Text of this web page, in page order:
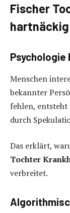
Fischer
Menschen
bekannter
fehlen, entsteht
durch
Das erklärt,
Tochter
verbreitet.